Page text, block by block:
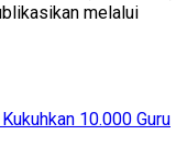
melalui